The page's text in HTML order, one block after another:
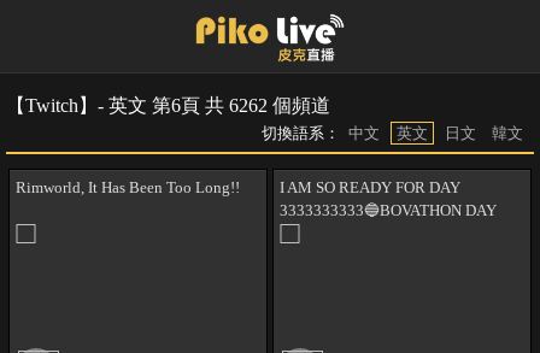
【Twitch】- 英文 第6頁 共 6262 個頻道
切換語系： 中文 英文 日文 韓文
Rimworld, It Has Been Too Long!!
I AM SO READY FOR DAY
3333333333🔵BOVATHON DAY